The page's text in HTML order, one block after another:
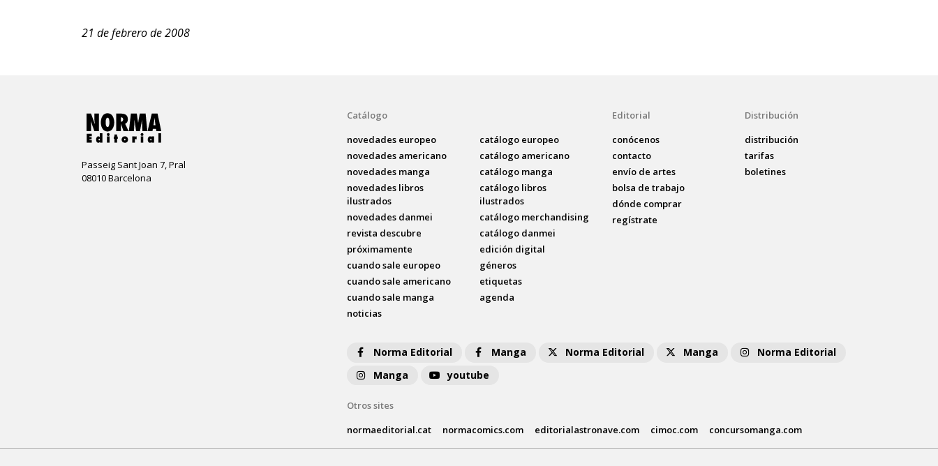
21 de febrero de 2008
Passeig Sant Joan 7, Pral
08010 Barcelona
Catálogo
novedades europeo
novedades americano
novedades manga
novedades libros
ilustrados
novedades danmei
revista descubre
próximamente
cuando sale europeo
cuando sale americano
cuando sale manga
noticias
catálogo europeo
catálogo americano
catálogo manga
catálogo libros
ilustrados
catálogo merchandising
catálogo danmei
edición digital
géneros
etiquetas
agenda
Editorial
conócenos
contacto
envío de artes
bolsa de trabajo
dónde comprar
regístrate
Distribución
distribución
tarifas
boletines
Norma Editorial Manga Norma Editorial Manga
Norma Editorial
Manga
youtube
Otros sites
normaeditorial.cat
normacomics.com editorialastronave.com cimoc.com concursomanga.com